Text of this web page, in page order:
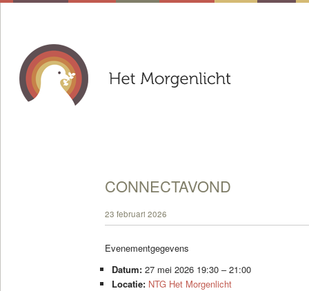
CONNECTAVOND
23 februari 2026
Evenementgegevens
Datum: 27 mei 2026 19:30–21:00
Locatie: NTG Het Morgenlicht